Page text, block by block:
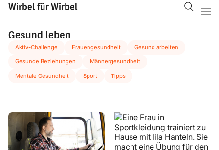
Wirbel für Wirbel
Gesund leben
Aktiv-Challenge Frauengesundheit Gesund arbeiten
Gesunde Beziehungen Männergesundheit
Mentale Gesundheit Sport Tipps